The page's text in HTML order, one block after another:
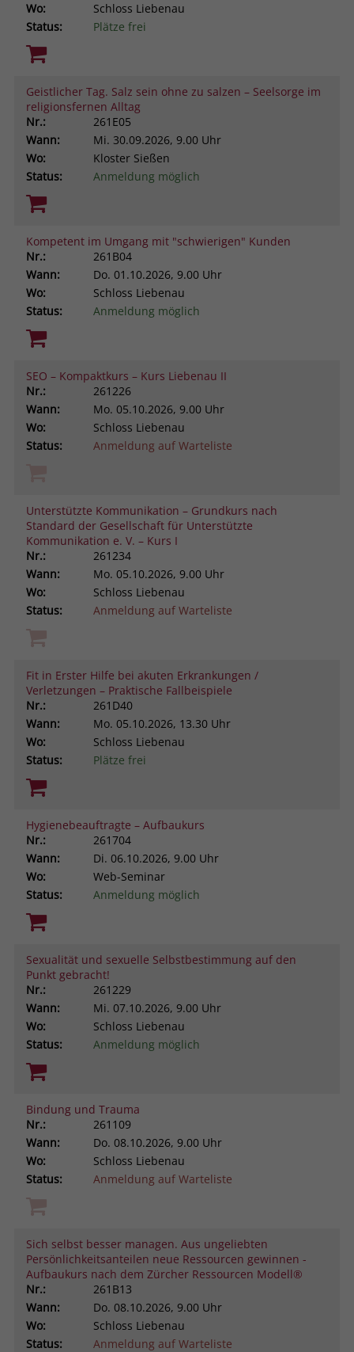
Wo:
Schloss Liebenau
Status:
Plätze frei
Geistlicher Tag. Salz sein ohne zu salzen – Seelsorge im
religionsfernen Alltag
Nr.:
261E05
Wann:
Mi. 30.09.2026, 9.00 Uhr
Wo:
Kloster Sießen
Status:
Anmeldung möglich
Kompetent im Umgang mit "schwierigen" Kunden
Nr.:
261B04
Wann:
Do. 01.10.2026, 9.00 Uhr
Wo:
Schloss Liebenau
Status:
Anmeldung möglich
SEO – Kompaktkurs – Kurs Liebenau II
Nr.:
261226
Wann:
Mo. 05.10.2026, 9.00 Uhr
Wo:
Schloss Liebenau
Status:
Anmeldung auf Warteliste
Unterstützte Kommunikation – Grundkurs nach
Standard der Gesellschaft für Unterstützte
Kommunikation e. V. – Kurs I
Nr.:
261234
Wann:
Mo. 05.10.2026, 9.00 Uhr
Wo:
Schloss Liebenau
Status:
Anmeldung auf Warteliste
Fit in Erster Hilfe bei akuten Erkrankungen /
Verletzungen – Praktische Fallbeispiele
Nr.:
261D40
Wann:
Mo. 05.10.2026, 13.30 Uhr
Wo:
Schloss Liebenau
Status:
Plätze frei
Hygienebeauftragte – Aufbaukurs
Nr.:
261704
Wann:
Di. 06.10.2026, 9.00 Uhr
Wo:
Web-Seminar
Status:
Anmeldung möglich
Sexualität und sexuelle Selbstbestimmung auf den
Punkt gebracht!
Nr.:
261229
Wann:
Mi. 07.10.2026, 9.00 Uhr
Wo:
Schloss Liebenau
Status:
Anmeldung möglich
Bindung und Trauma
Nr.:
261109
Wann:
Do. 08.10.2026, 9.00 Uhr
Wo:
Schloss Liebenau
Status:
Anmeldung auf Warteliste
Sich selbst besser managen. Aus ungeliebten
Persönlichkeitsanteilen neue Ressourcen gewinnen -
Aufbaukurs nach dem Zürcher Ressourcen Modell®
Nr.:
261B13
Wann:
Do. 08.10.2026, 9.00 Uhr
Wo:
Schloss Liebenau
Status:
Anmeldung auf Warteliste